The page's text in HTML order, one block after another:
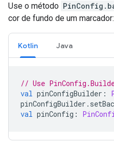
Use o método
cor de fundo de um marcador:
Kotlin Java
// Use
val pinConfigBuilder :
pinConfigBuilder .
val pinConfig :